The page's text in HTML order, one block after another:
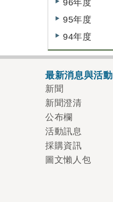
96年度
95年度
94年度
最新消息與活動
新聞
新聞澄清
公布欄
活動訊息
採購資訊
圖文懶人包